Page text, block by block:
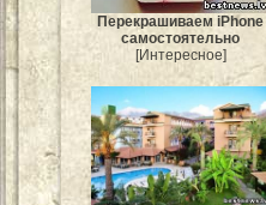
Перекрашиваем iPhone
самостоятельно
[Интересное]